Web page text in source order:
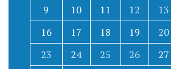
9
10 11 12 13
16
17 18 19 20
23
24 25 26 27